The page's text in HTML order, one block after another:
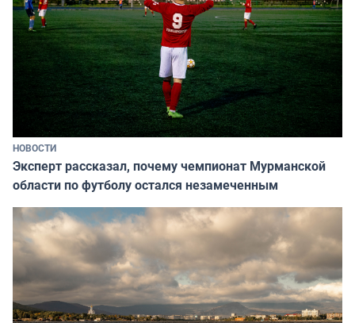
НОВОСТИ
Эксперт рассказал, почему чемпионат Мурманской
области по футболу остался незамеченным